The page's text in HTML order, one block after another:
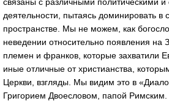
деятельности, пытаясь доминировать в
пространстве. Мы не можем, как
неведении относительно появления на
племен и франков, которые захватили
иные отличные от христианства,
Церкви, взгляды. Мы видим это в
Григорием Двоесловом, папой Римским.